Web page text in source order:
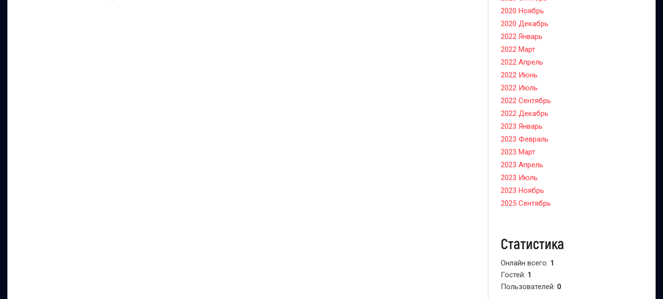
2020 Ноябрь
2020 Декабрь
2022 Январь
2022 Март
2022 Апрель
2022 Июнь
2022 Июль
2022 Сентябрь
2022 Декабрь
2023 Январь
2023 Февраль
2023 Март
2023 Апрель
2023 Июль
2023 Ноябрь
2025 Сентябрь
Статистика
Онлайн всего: 1
Гостей: 1
Пользователей: 0